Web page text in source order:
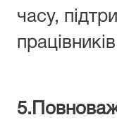
часу,